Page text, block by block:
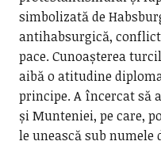
simbolizată de
antihabsurgică,
pace. Cunoașterea
aibă o atitudine
principe. A încercat să
și Munteniei, pe care,
le unească sub numele